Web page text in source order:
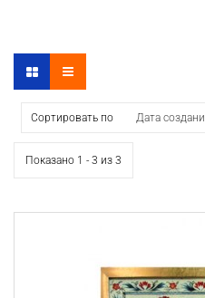
Сортировать по Дата
Показано 1 - 3 из 3